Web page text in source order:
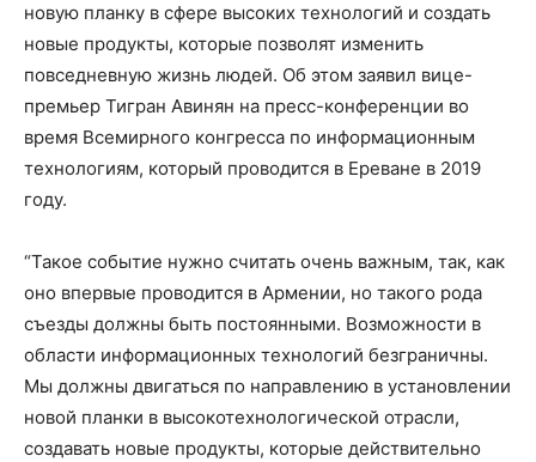
новую планку в сфере высоких технологий и создать
новые продукты, которые позволят изменить
повседневную жизнь людей. Об этом заявил вице-
премьер Тигран Авинян на пресс-конференции во
время Всемирного конгресса по информационным
технологиям, который проводится в Ереване в 2019
году.
“Такое событие нужно считать очень важным, так, как
оно впервые проводится в Армении, но такого рода
съезды должны быть постоянными. Возможности в
области информационных технологий безграничны.
Мы должны двигаться по направлению в установлении
новой планки в высокотехнологической отрасли,
создавать новые продукты, которые действительно